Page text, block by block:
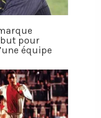
pour
équipe